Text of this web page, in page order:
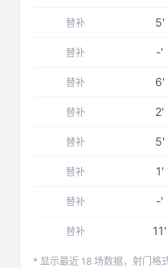
替补 5'
替补 -'
替补 6'
替补 2'
替补 5'
替补 1'
替补 -'
替补 11'
* 显示最近 18 场数据，射门格